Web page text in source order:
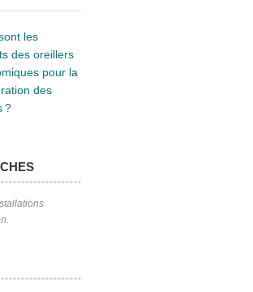
les
des oreillers
pour la
des
?